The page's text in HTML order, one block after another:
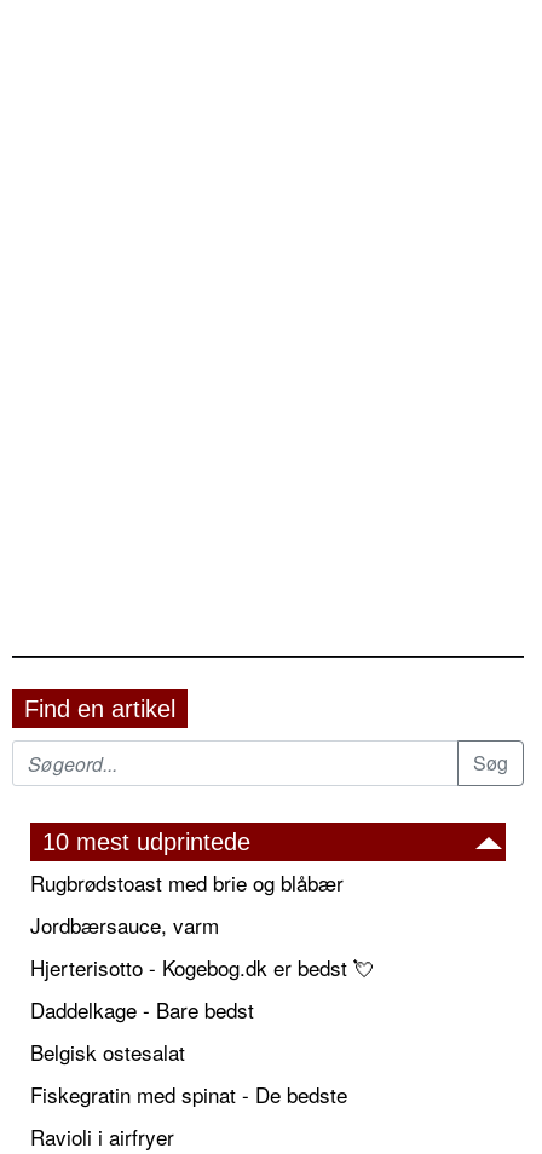
Find en artikel
10 mest udprintede
Rugbrødstoast med brie og blåbær
Jordbærsauce, varm
Hjerterisotto - Kogebog.dk er bedst 💘
Daddelkage - Bare bedst
Belgisk ostesalat
Fiskegratin med spinat - De bedste
Ravioli i airfryer